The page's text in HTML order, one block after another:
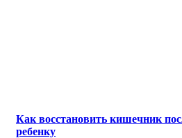
Как восстановить кишечник
ребенку